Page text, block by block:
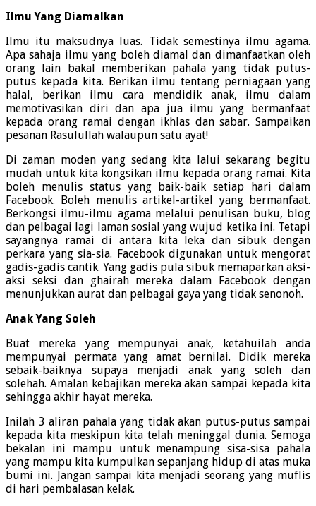
Ilmu Yang Diamalkan
Ilmu itu maksudnya luas. Tidak semestinya ilmu agama.
Apa sahaja ilmu yang boleh diamal dan dimanfaatkan oleh
orang lain bakal memberikan pahala yang tidak putus-
putus kepada kita. Berikan ilmu tentang perniagaan yang
halal, berikan ilmu cara mendidik anak, ilmu dalam
memotivasikan diri dan apa jua ilmu yang bermanfaat
kepada orang ramai dengan ikhlas dan sabar. Sampaikan
pesanan Rasulullah walaupun satu ayat!
Di zaman moden yang sedang kita lalui sekarang begitu
mudah untuk kita kongsikan ilmu kepada orang ramai. Kita
boleh menulis status yang baik-baik setiap hari dalam
Facebook. Boleh menulis artikel-artikel yang bermanfaat.
Berkongsi ilmu-ilmu agama melalui penulisan buku, blog
dan pelbagai lagi laman sosial yang wujud ketika ini. Tetapi
sayangnya ramai di antara kita leka dan sibuk dengan
perkara yang sia-sia. Facebook digunakan untuk mengorat
gadis-gadis cantik. Yang gadis pula sibuk memaparkan aksi-
aksi seksi dan ghairah mereka dalam Facebook dengan
menunjukkan aurat dan pelbagai gaya yang tidak senonoh.
Anak Yang Soleh
Buat mereka yang mempunyai anak, ketahuilah anda
mempunyai permata yang amat bernilai. Didik mereka
sebaik-baiknya supaya menjadi anak yang soleh dan
solehah. Amalan kebajikan mereka akan sampai kepada kita
sehingga akhir hayat mereka.
Inilah 3 aliran pahala yang tidak akan putus-putus sampai
kepada kita meskipun kita telah meninggal dunia. Semoga
bekalan ini mampu untuk menampung sisa-sisa pahala
yang mampu kita kumpulkan sepanjang hidup di atas muka
bumi ini. Jangan sampai kita menjadi seorang yang muflis
di hari pembalasan kelak.